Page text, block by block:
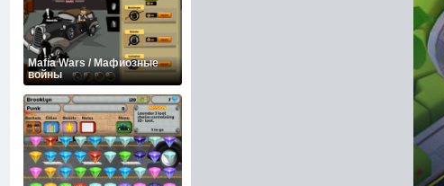
Mafia Wars / Мафиозные
войны